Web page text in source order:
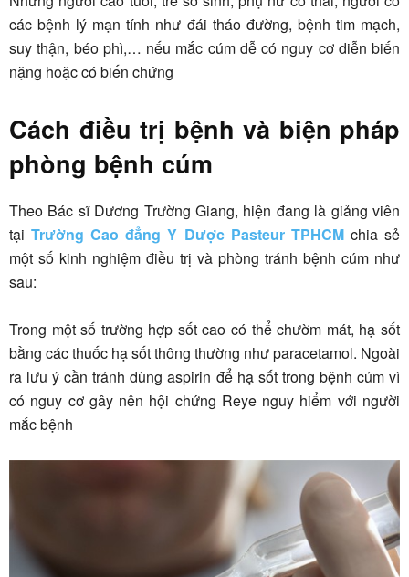
các bệnh lý mạn tính như đái tháo đường, bệnh tim mạch,
suy thận, béo phì,… nếu mắc cúm dễ có nguy cơ diễn biến
nặng hoặc có biến chứng
Cách điều trị bệnh và biện pháp
phòng bệnh cúm
Theo Bác sĩ Dương Trường Giang, hiện đang là giảng viên
tạiTrường Cao đẳng Y Dược Pasteur TPHCMchia sẻ
một số kinh nghiệm điều trị và phòng tránh bệnh cúm như
sau:
Trong một số trường hợp sốt cao có thể chườm mát, hạ sốt
bằng các thuốc hạ sốt thông thường như paracetamol. Ngoài
ra lưu ý cần tránh dùng aspirin để hạ sốt trong bệnh cúm vì
có nguy cơ gây nên hội chứng Reye nguy hiểm với người
mắc bệnh